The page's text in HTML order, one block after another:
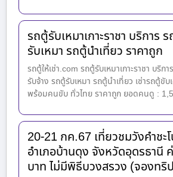
รถตู้รับเหมาเกาะราชา บริการ
รับเหมา รถตู้นำเที่ยว ราคาถูก
รถตู้ให้เช่า.com รถตู้รับเหมาเกาะราชา บริก
รับจ้าง รถตู้รับเหมา รถตู้นำเที่ยว เช่ารถตู้ขับ
พร้อมคนขับ ทั่วไทย ราคาถูก ยอดคนดู :
20-21 กค.67 เที่ยวชมวังคำชะ
อำเภอบ้านดุง จังหวัดอุดรธานี
บาท ไม่มีพิธีบวงสรวง (จองท